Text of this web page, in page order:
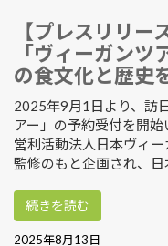
【プレスリリ
「ヴィーガン
の食文化と歴史
2025年9月1日より、訪
アー」の予約受付を開
営利活動法人日本ヴィ
監修のもと企画され、日
続きを読む
2025年8月13日